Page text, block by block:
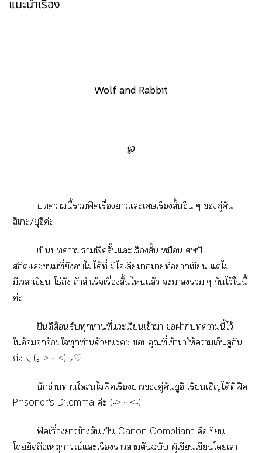
แนะนำเรื่อง
Wolf and Rabbit
℘
านี้ฟิคเรื่องาแะเเรื่องสั้นอื่น ๆ คู่คัน
สึเะ/ยุอิค่ะ
เป็นาฟิคสั้นแะเรื่องสั้นเหมือนเบิ
สกิตแะที่ยังไม่ได้ที่ มีไเดีาายที่าเขียน แต่ไม่
มีเาเขียน โธ่ถัง ถ้าสำเร็จเรื่องสั้นไแล้ว ะา ๆ กันไว้ในี้
ค่ะ
ยินดีต้อนรับทุกท่านที่แวะเวียนเข้าา าานี้ไว้
ใอ้อมอกอ้อมใทุกท่านด้วยะะ คุณที่เข้าาให้าเอ็นดูกัน
ค่ะ ⸜ (｡ ˃ ᵕ ˂) ⸝♡
นักอ่านท่านใใฟิคเรื่องาคู่คันยูอิ เรียนเชิญได้ที่ฟิค
Prisoner's Dilemma ค่ะ (˶˃ ᵕ ˂˶)
ฟิคเรื่องาข้างต้นเป็น Canon Compliant คือเขียน
โยึดถือเหตุการณ์แะเรื่องาาต้นฉบับ ผู้เขียนเขียนโเล่า